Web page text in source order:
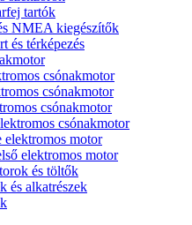
tartók
NMEA kiegészítők
és térképezés
csónakmotor
csónakmotor
csónakmotor
csónakmotor
motor
elektromos motor
és töltők
és alkatrészek